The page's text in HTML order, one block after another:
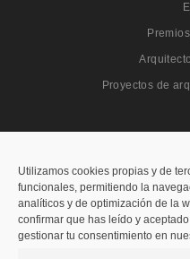
Utilizamos cookies propias y de
funcionales, permitiendo la
analíticos y de optimización de la
confirmar que has leído y
gestionar tu consentimiento en
Proyectos de